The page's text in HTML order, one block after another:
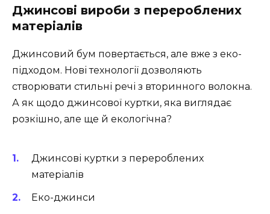
Джинсові вироби з перероблених
матеріалів
Джинсовий бум повертається, але вже з еко-
підходом. Нові технології дозволяють
створювати стильні речі з вторинного волокна.
А як щодо джинсової куртки, яка виглядає
розкішно, але ще й екологічна?
Джинсові куртки з перероблених
матеріалів
Еко-джинси